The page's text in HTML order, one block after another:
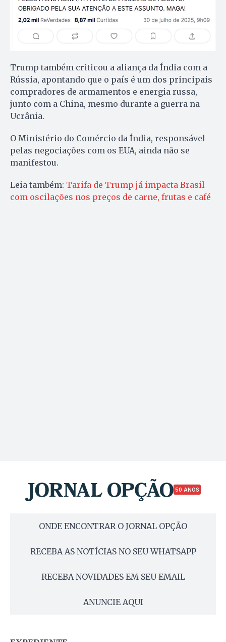
Trump também criticou a aliança da Índia com a
Rússia, apontando que o país é um dos principais
compradores de armamentos e energia russa,
junto com a China, mesmo durante a guerra na
Ucrânia.
O Ministério do Comércio da Índia, responsável
pelas negociações com os EUA, ainda não se
manifestou.
Leia também: Tarifa de Trump já impacta Brasil
com oscilações nos preços de carne, frutas e café
50 ANOS
ONDE ENCONTRAR O JORNAL OPÇÃO
RECEBA AS NOTÍCIAS NO SEU WHATSAPP
RECEBA NOVIDADES EM SEU EMAIL
ANUNCIE AQUI